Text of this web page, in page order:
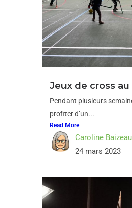
Jeux de cross
Pendant plusieurs
profiter d’un...
Read More
Caroline Baizeau
24 mars 2023